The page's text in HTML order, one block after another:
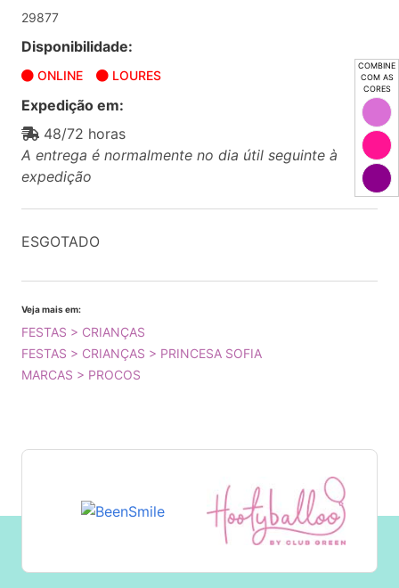
COMBINE
COM AS
CORES
29877
Disponibilidade:
ONLINE LOURES
Expedição em:
48/72 horas
A entrega é normalmente no dia útil seguinte à
expedição
ESGOTADO
Veja mais em:
FESTAS > CRIANÇAS
FESTAS > CRIANÇAS > PRINCESA SOFIA
MARCAS > PROCOS